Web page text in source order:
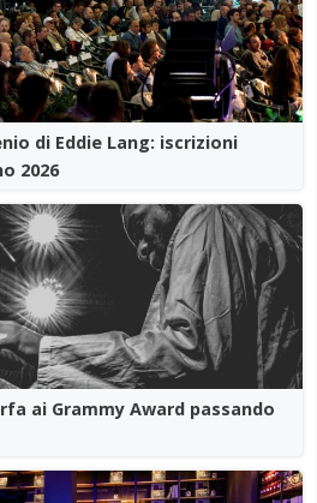
di Eddie Lang: iscrizioni
2026
ai Grammy Award passando